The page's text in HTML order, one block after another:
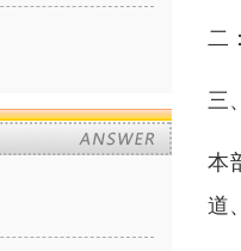
二
三
本
道